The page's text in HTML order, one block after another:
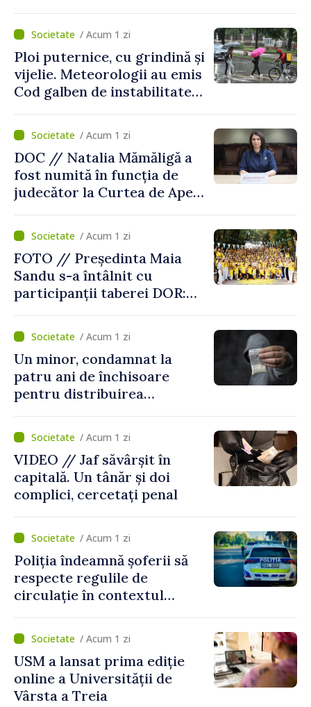
/ Acum 1 zi
Ploi puternice, cu grindină și
vijelie. Meteorologii au emis
Cod galben de instabilitate
/ Acum 1 zi
DOC // Natalia Mămăligă a
fost numită în funcția de
judecător la Curtea de Apel
/ Acum 1 zi
FOTO // Președinta Maia
Sandu s-a întâlnit cu
participanții taberei DOR:
noastră rămâne puternică”
/ Acum 1 zi
Un minor, condamnat la
patru ani de închisoare
pentru distribuirea
/ Acum 1 zi
VIDEO // Jaf săvârșit în
capitală. Un tânăr și doi
complici, cercetați penal
/ Acum 1 zi
Poliția îndeamnă șoferii să
respecte regulile de
circulație în contextul
perioada concediilor
/ Acum 1 zi
USM a lansat prima ediție
online a Universității de
Vârsta a Treia